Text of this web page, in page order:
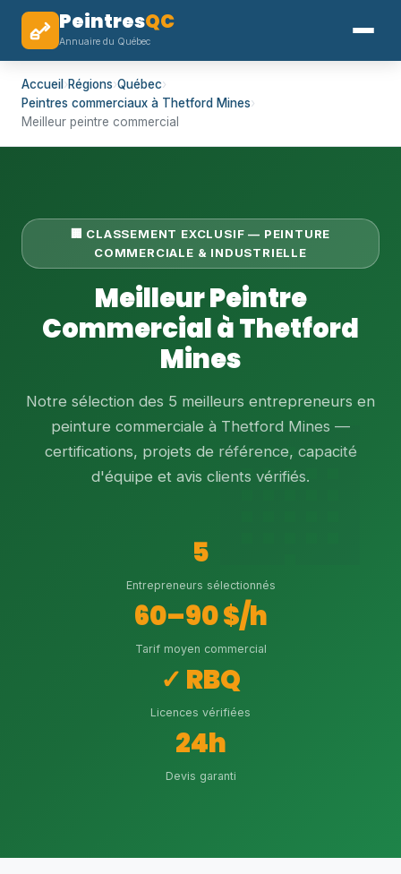
PeintresQC
Annuaire du Québec
Accueil ›Régions›Québec›
Peintres commerciaux à Thetford Mines›
Meilleur peintre commercial
🏢 CLASSEMENT EXCLUSIF — PEINTURE
COMMERCIALE & INDUSTRIELLE
Meilleur Peintre
Commercial à Thetford
Mines
Notre sélection des 5 meilleurs entrepreneurs en
peinture commerciale à Thetford Mines —
certifications, projets de référence, capacité
d'équipe et avis clients vérifiés.
5
Entrepreneurs sélectionnés
60–90 $/h
Tarif moyen commercial
✓ RBQ
Licences vérifiées
24h
Devis garanti